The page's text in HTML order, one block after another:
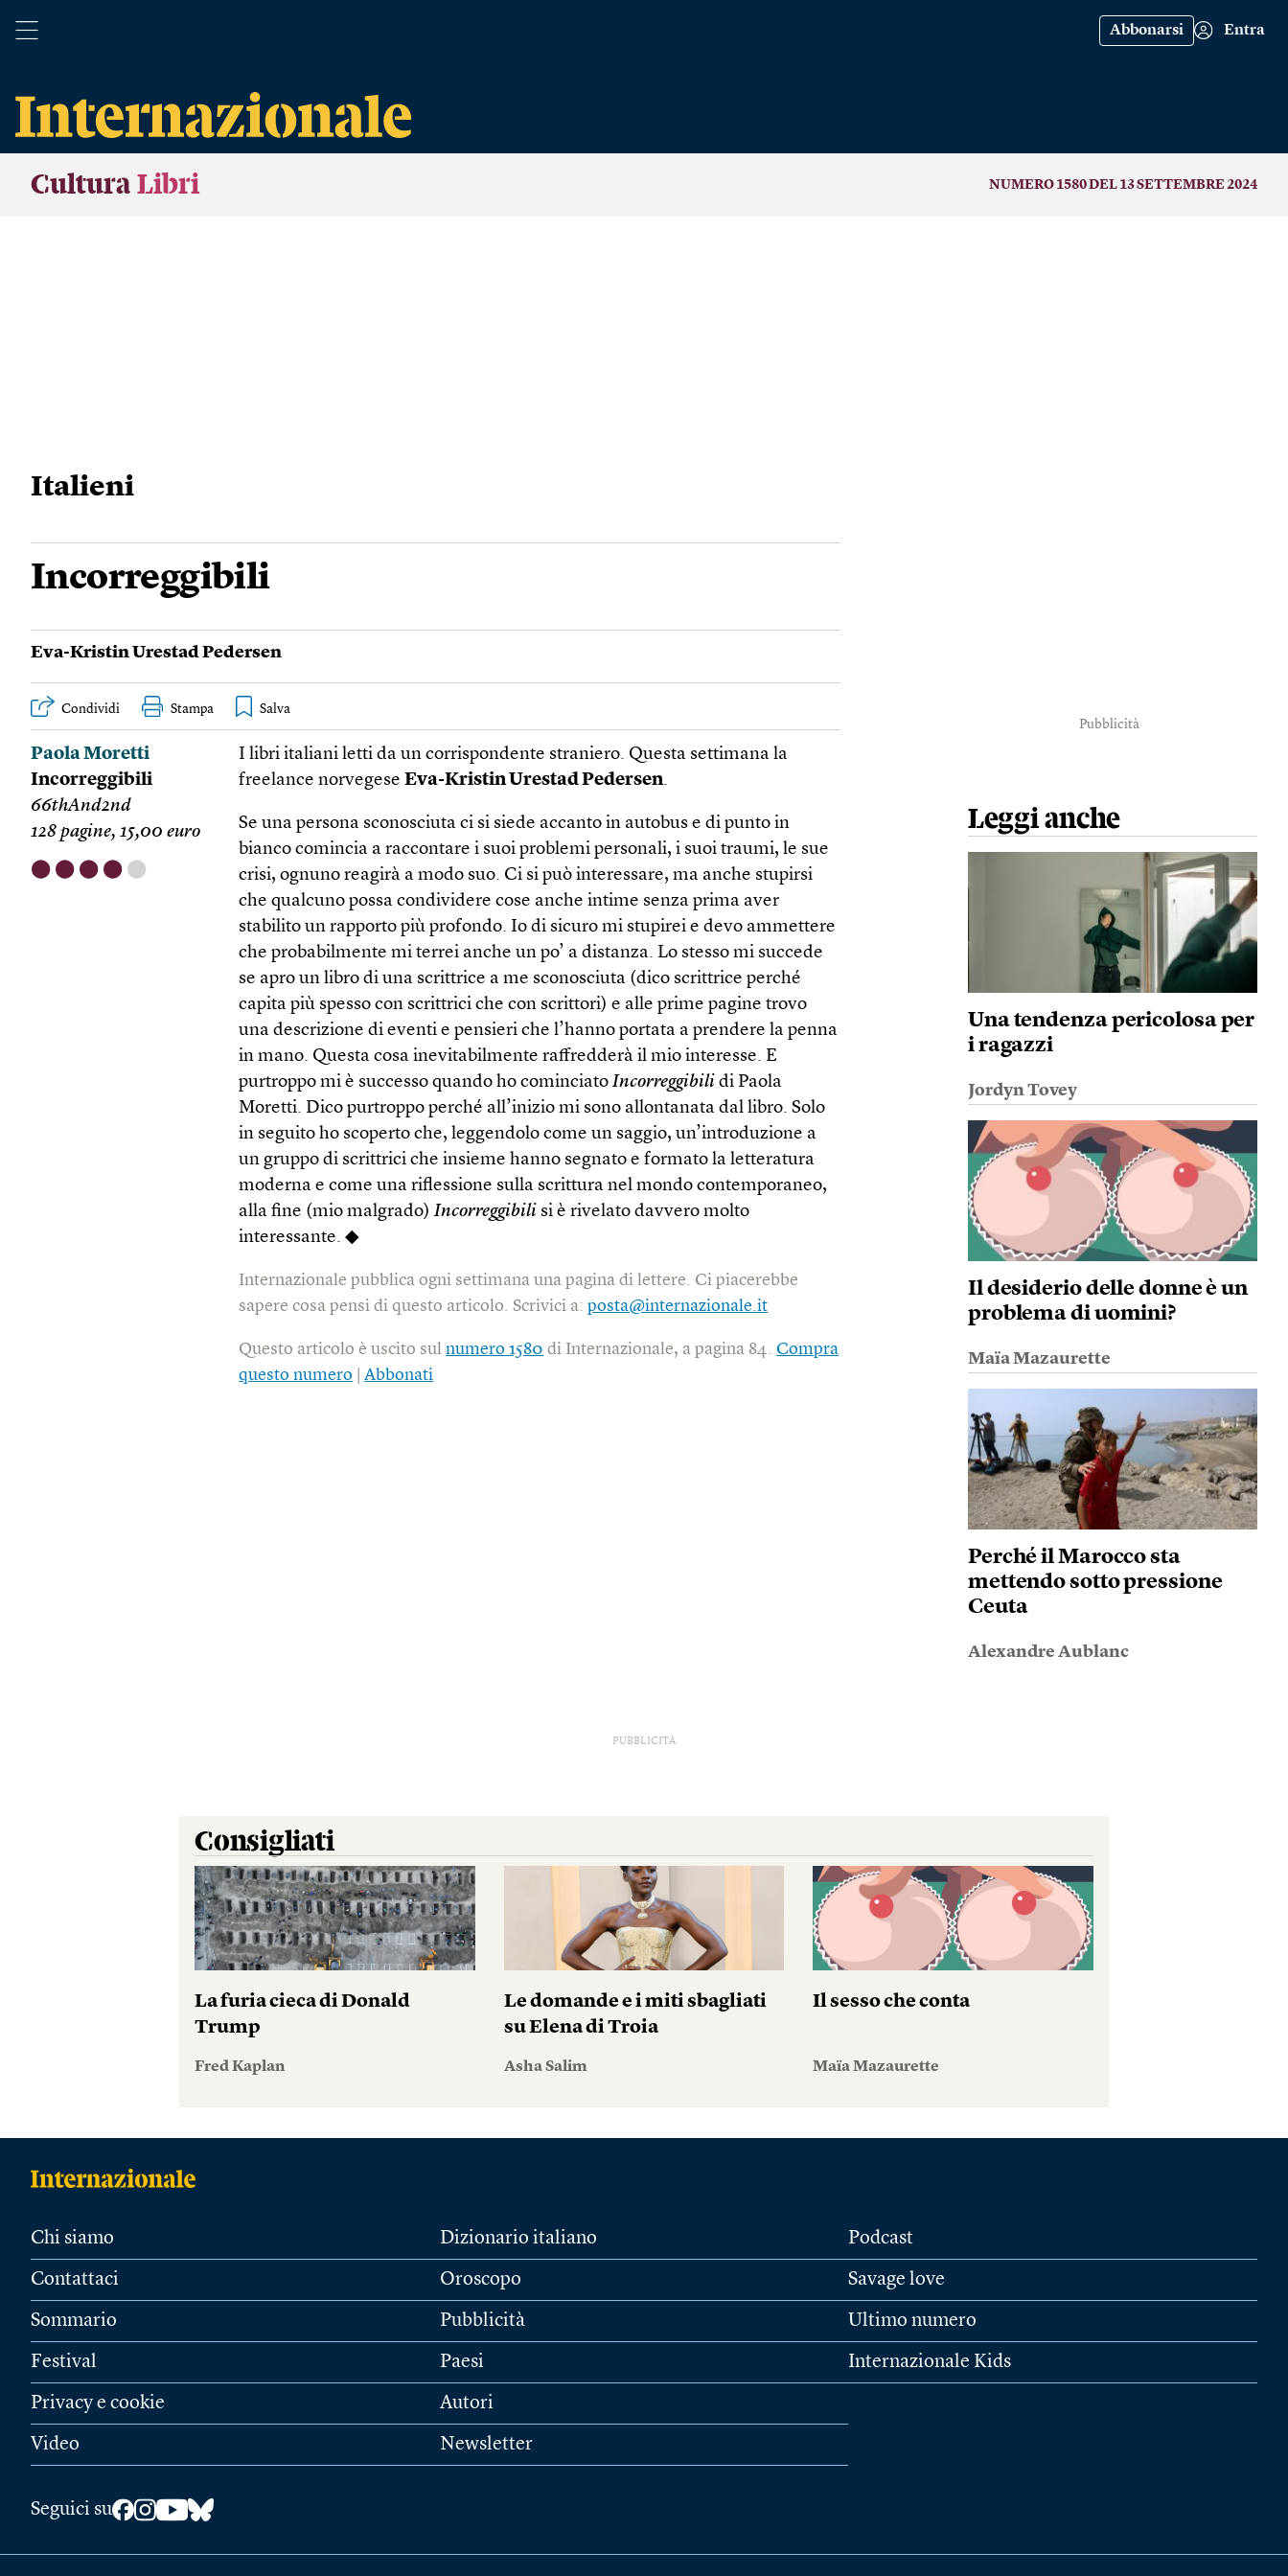
Abbonarsi Entra
Cultura Libri NUMERO 1580 DEL 13 SETTEMBRE 2024
Italieni
Incorreggibili
Eva-Kristin Urestad Pedersen
Condividi Stampa
Paola Moretti
Incorreggibili
66thAnd2nd
128 pagine, 15,00 euro
⬤ ⬤ ⬤ ⬤ ⬤
I libri italiani letti da un corrispondente straniero. Questa settimana la
freelance norvegeseEva-Kristin Urestad Pedersen.
Se una persona sconosciuta ci si siede accanto in autobus e di punto in
bianco comincia a raccontare i suoi problemi personali, i suoi traumi, le sue
crisi, ognuno reagirà a modo suo. Ci si può interessare, ma anche stupirsi
che qualcuno possa condividere cose anche intime senza prima aver
stabilito un rapporto più profondo. Io di sicuro mi stupirei e devo ammettere
che probabilmente mi terrei anche un po’ a distanza. Lo stesso mi succede
se apro un libro di una scrittrice a me sconosciuta (dico scrittrice perché
capita più spesso con scrittrici che con scrittori) e alle prime pagine trovo
una descrizione di eventi e pensieri che l’hanno portata a prendere la penna
in mano. Questa cosa inevitabilmente raffredderà il mio interesse. E
purtroppo mi è successo quando ho cominciatoIncorreggibili di Paola
Moretti. Dico purtroppo perché all’inizio mi sono allontanata dal libro. Solo
in seguito ho scoperto che, leggendolo come un saggio, un’introduzione a
un gruppo di scrittrici che insieme hanno segnato e formato la letteratura
moderna e come una riflessione sulla scrittura nel mondo contemporaneo,
alla fine (mio malgrado)Incorreggibili si è rivelato davvero molto
interessante. ◆
Internazionale pubblica ogni settimana una pagina di lettere. Ci piacerebbe
sapere cosa pensi di questo articolo. Scrivici a:posta@internazionale.it
Questo articolo è uscito sulnumero 1580 di Internazionale, a pagina 84.Compra
questo numero |Abbonati
Pubblicità
Leggi anche
Una tendenza pericolosa per
i ragazzi
Jordyn Tovey
Il desiderio delle donne è un
problema di uomini?
Maïa Mazaurette
Perché il Marocco sta
mettendo sotto pressione
Ceuta
Alexandre Aublanc
PUBBLICITÀ
Consigliati
La furia cieca di Donald
Trump
Fred Kaplan
Le domande e i miti sbagliati
su Elena di Troia
Asha Salim
Il sesso che conta
Maïa Mazaurette
Chi siamo
Contattaci
Sommario
Festival
Privacy e cookie
Video
Dizionario italiano
Oroscopo
Pubblicità
Paesi
Autori
Newsletter
Podcast
Savage love
Ultimo numero
Internazionale Kids
Seguici su